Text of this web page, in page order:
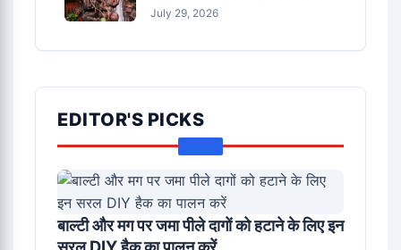
July 29, 2026
EDITOR'S PICKS
बाल्टी और मग पर जमा पीले दागों को हटाने के लिए इन